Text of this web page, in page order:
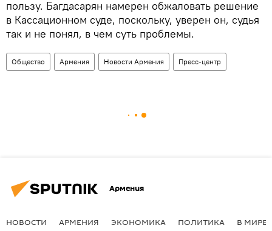
пользу. Багдасарян намерен обжаловать решение
в Кассационном суде, поскольку, уверен он, судья
так и не понял, в чем суть проблемы.
Общество Армения Новости Армения Пресс-центр
Армения
НОВОСТИ АРМЕНИЯ ЭКОНОМИКА ПОЛИТИКА В МИРЕ